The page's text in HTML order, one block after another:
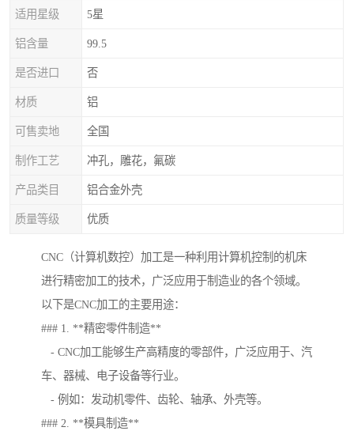
适用星级 5星
铝含量 99.5
是否进口 否
材质 铝
可售卖地 全国
制作工艺 冲孔，雕花，氟碳
产品类目 铝合金外壳
质量等级 优质
CNC（计算机数控）加工是一种利用计算机控制的机床
进行精密加工的技术，广泛应用于制造业的各个领域。
以下是CNC加工的主要用途：
### 1. **精密零件制造**
- CNC加工能够生产高精度的零部件，广泛应用于、汽
车、器械、电子设备等行业。
- 例如：发动机零件、齿轮、轴承、外壳等。
### 2. **模具制造**